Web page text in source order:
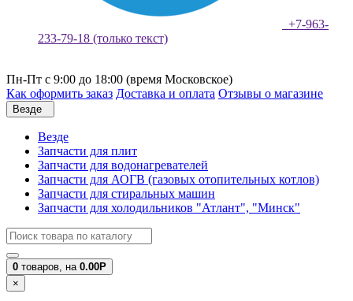
+7-963-
233-79-18 (только текст)
Пн-Пт с 9:00 до 18:00 (время Московское)
Как оформить заказ Доставка и оплата Отзывы о магазине
Везде
Везде
Запчасти для плит
Запчасти для водонагревателей
Запчасти для АОГВ (газовых отопительных котлов)
Запчасти для стиральных машин
Запчасти для холодильников "Атлант", "Минск"
0 товаров, на 0.00Р
×